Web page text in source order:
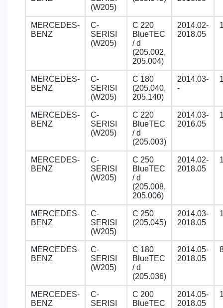
(W205)
MERCEDES-
BENZ
C-
SERISI
(W205)
C 220
BlueTEC
/ d
(205.002,
205.004)
2014.02-
2018.05
MERCEDES-
BENZ
C-
SERISI
(W205)
C 180
(205.040,
205.140)
2014.03-
-
MERCEDES-
BENZ
C-
SERISI
(W205)
C 220
BlueTEC
/ d
(205.003)
2014.03-
2016.05
MERCEDES-
BENZ
C-
SERISI
(W205)
C 250
BlueTEC
/ d
(205.008,
205.006)
2014.02-
2018.05
MERCEDES-
BENZ
C-
SERISI
(W205)
C 250
(205.045)
2014.03-
2018.05
MERCEDES-
BENZ
C-
SERISI
(W205)
C 180
BlueTEC
/ d
(205.036)
2014.05-
2018.05
MERCEDES-
BENZ
C-
SERISI
C 200
BlueTEC
2014.05-
2018.05